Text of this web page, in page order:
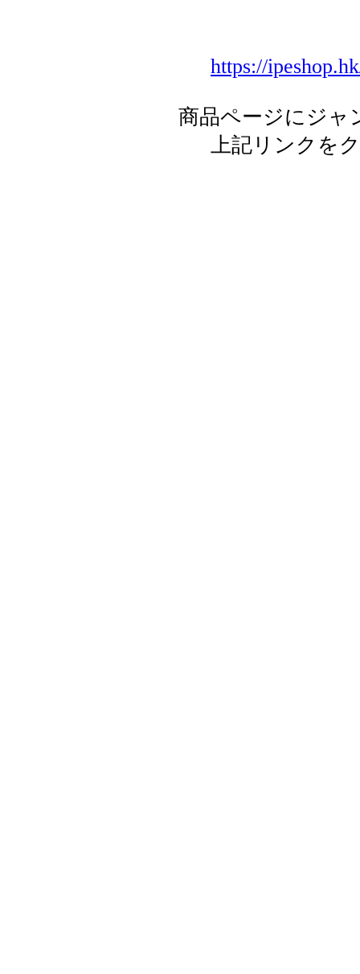
https://
商品ページにジャ
上記リンクを